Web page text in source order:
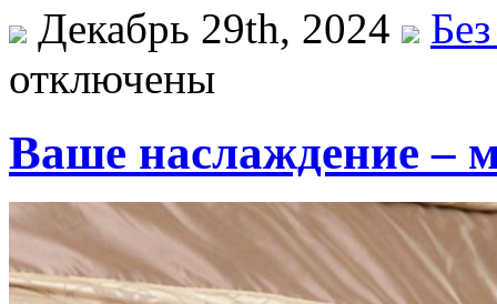
Декабрь 29th, 2024
отключены
Ваше наслаждение –